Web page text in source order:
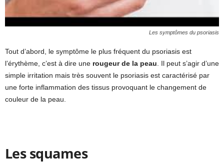
Les symptômes du psoriasis
Tout d’abord, le symptôme le plus fréquent du psoriasis est
l’érythème, c’est à dire une rougeur de la peau . Il peut s’agir d’une
simple irritation mais très souvent le psoriasis est caractérisé par
une forte inflammation des tissus provoquant le changement de
couleur de la peau.
Les squames